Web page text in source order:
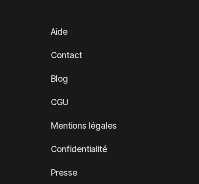
Aide
Contact
Blog
CGU
Mentions légales
Confidentialité
Presse